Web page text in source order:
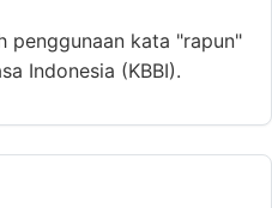
penggunaan kata "rapun"
Indonesia (KBBI).